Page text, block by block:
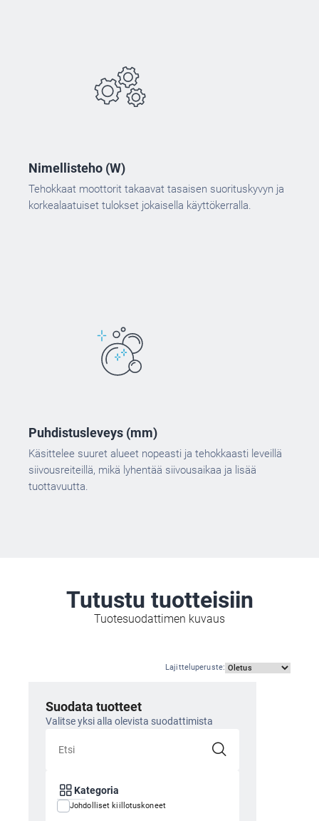
Nimellisteho (W)
Tehokkaat moottorit takaavat tasaisen suorituskyvyn ja
korkealaatuiset tulokset jokaisella käyttökerralla.
Puhdistusleveys (mm)
Käsittelee suuret alueet nopeasti ja tehokkaasti leveillä
siivousreiteillä, mikä lyhentää siivousaikaa ja lisää
tuottavuutta.
Tutustu tuotteisiin
Tuotesuodattimen kuvaus
Lajitteluperuste:
Suodata tuotteet
Valitse yksi alla olevista suodattimista
Kategoria
Johdolliset kiillotuskoneet